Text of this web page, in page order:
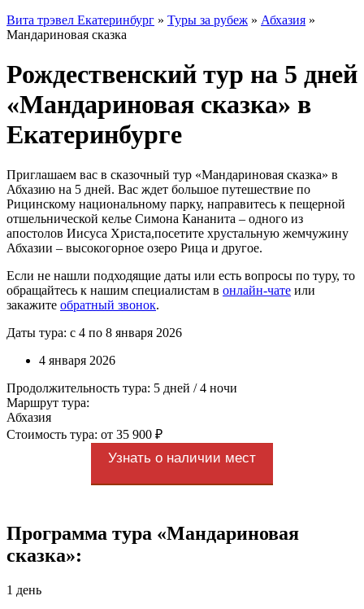
Вита трэвел Екатеринбург » Туры за рубеж » Абхазия »
Мандариновая сказка
Рождественский тур на 5 дней
«Мандариновая сказка» в
Екатеринбурге
Приглашаем вас в сказочный тур «Мандариновая сказка» в
Абхазию на 5 дней. Вас ждет большое путешествие по
Рицинскому национальному парку, направитесь к пещерной
отшельнической келье Симона Кананита – одного из
апостолов Иисуса Христа,посетите хрустальную жемчужину
Абхазии – высокогорное озеро Рица и другое.
Если не нашли подходящие даты или есть вопросы по туру, то
обращайтесь к нашим специалистам в онлайн-чате или
закажите обратный звонок.
Даты тура: с 4 по 8 января 2026
4 января 2026
Продолжительность тура: 5 дней / 4 ночи
Маршрут тура:
Абхазия
Стоимость тура: от 35 900 ₽
Узнать о наличии мест
Программа тура «Мандариновая
сказка»:
1 день